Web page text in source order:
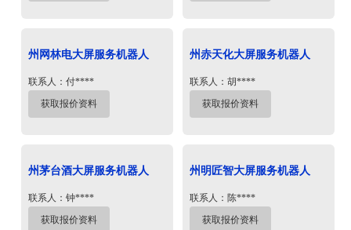
州网林电大屏服务机器人
联系人：付****
获取报价资料
州赤天化大屏服务机器人
联系人：胡****
获取报价资料
州茅台酒大屏服务机器人
联系人：钟****
获取报价资料
州明匠智大屏服务机器人
联系人：陈****
获取报价资料